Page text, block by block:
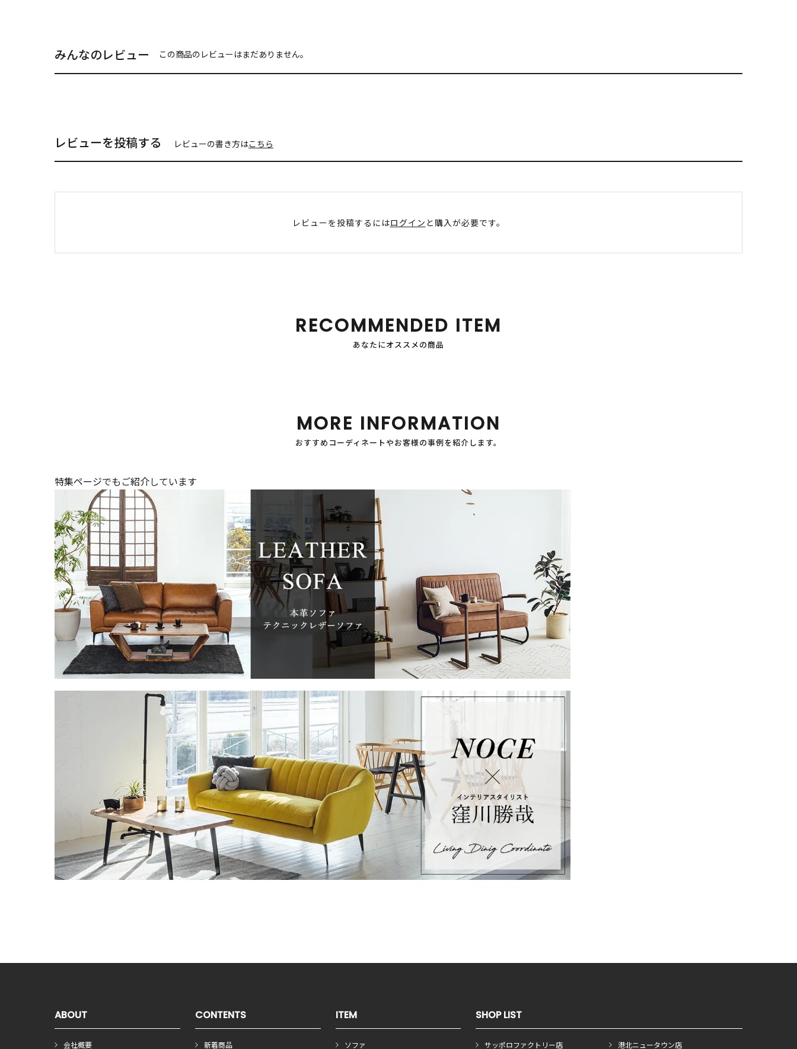
みんなのレビュー この商品のレビューはまだありません。
レビューを投稿する レビューの書き方はこちら
レビューを投稿するにはログイン と購入が必要です。
RECOMMENDED ITEM
あなたにオススメの商品
MORE INFORMATION
おすすめコーディネートやお客様の事例を紹介します。
特集ページでもご紹介しています
ABOUT
会社概要
CONTENTS
新着商品
ITEM
ソファ
SHOP LIST
サッポロファクトリー店 港北ニュータウン店